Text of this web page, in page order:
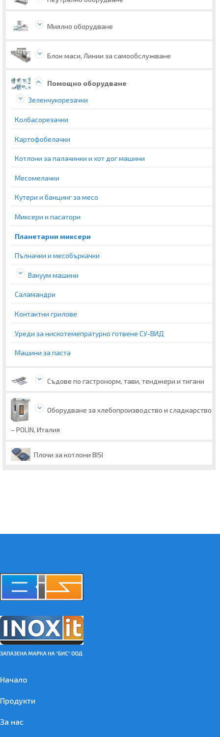
Миялно оборудване
Блок маси, Линии за самообслужване
Помощно оборудване
Зеленчукорезачки
Колбасорезачки
Картофобелачки
Котлони за палачинки и хот дог машини
Месомелачки
Кутери и банцинг за месо
Миксери и пасатори
Планетарни миксери
Пълначки и месобъркачки
Вакуум машини
Саламандри
Контактни грилове
Уреди за нискотемепратурно готвене СУ-ВИД
Машини за паста
Съдове по гастронорм, тави, тенджери и тигани
Оборудване за хлебопроизводство и сладкарство
– POLIN, Италия
Плочи за котлони BISI
Начало
Продукти
За нас